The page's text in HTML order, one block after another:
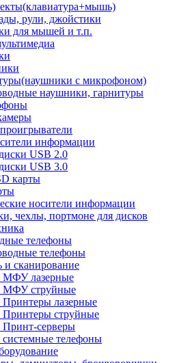
рули, джойстики
для мышей и т.п.
с микрофоном)
наушники, гарнитуры
информации
USB 2.0
USB 3.0
карты
носители информации
чехлы, портмоне для дисков
телефоны
телефоны
и сканирование
МФУ лазерные
МФУ струйные
Принтеры лазерные
Принтеры струйные
Принт-серверы
телефоны